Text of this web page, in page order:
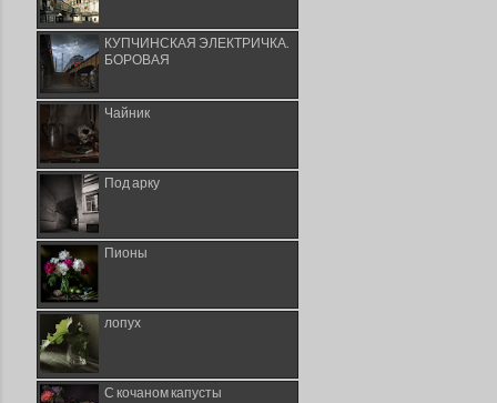
КУПЧИНСКАЯ ЭЛЕКТРИЧКА.
БОРОВАЯ
Чайник
Под арку
Пионы
лопух
С кочаном капусты